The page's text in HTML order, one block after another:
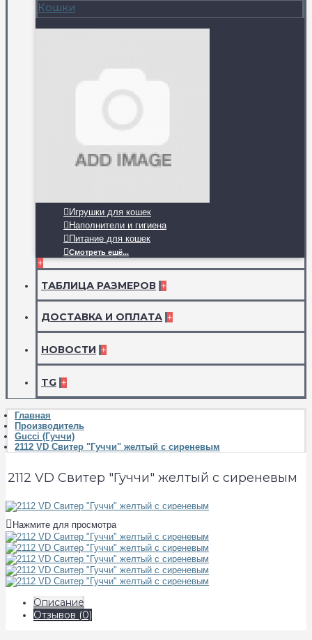
Кошки
Игрушки для кошек
Наполнители и гигиена
Питание для кошек
Смотреть ещё...
+
ТАБЛИЦА РАЗМЕРОВ +
ДОСТАВКА И ОПЛАТА +
НОВОСТИ +
TG +
Главная
Производитель
Gucci (Гуччи)
2112 VD Свитер "Гуччи" желтый с сиреневым
2112 VD Свитер "Гуччи" желтый с сиреневым
Нажмите для просмотра
Описание
Отзывов (0)